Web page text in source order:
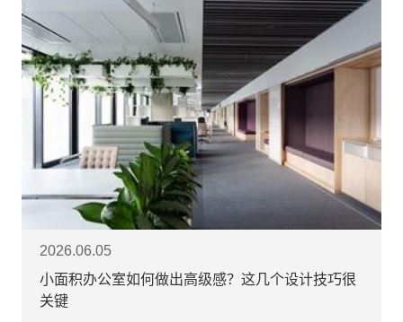
2026.06.05
小面积办公室如何做出高级感？这几个设计技巧很
关键